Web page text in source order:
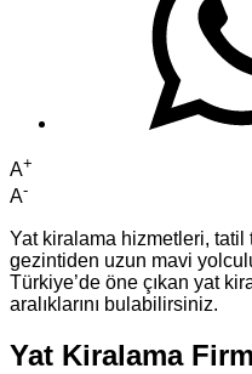
A+
A-
Yat kiralama hizmetleri, tatil
gezintiden uzun mavi
Türkiye’de öne çıkan yat
aralıklarını bulabilirsiniz.
Yat Kiralama